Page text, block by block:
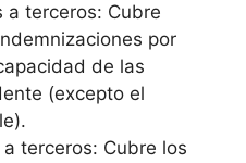
a terceros: Cubre
por
de las
(excepto el
terceros: Cubre los